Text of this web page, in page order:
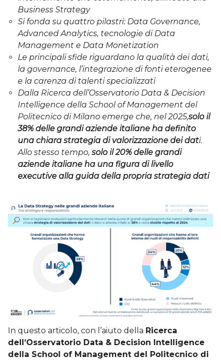
Business Strategy
Si fonda su quattro pilastri: Data Governance,
Advanced Analytics, tecnologie di Data
Management e Data Monetization
Le principali sfide riguardano la qualità dei dati,
la governance, l’integrazione di fonti eterogenee
e la carenza di talenti specializzati
Dalla Ricerca dell’Osservatorio Data & Decision
Intelligence della School of Management del
Politecnico di Milano emerge che, nel 2025,solo il
38% delle grandi aziende italiane ha definito
una chiara strategia di valorizzazione dei dati.
Allo stesso tempo, solo il 20% delle grandi
aziende italiane ha una figura di livello
executive alla guida della propria strategia dati
In questo articolo, con l’aiuto della Ricerca
dell’Osservatorio Data & Decision Intelligence
della School of Management del Politecnico di